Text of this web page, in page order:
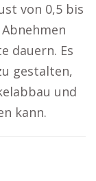
von 0,5 bis
dauern. Es
gestalten,
und
kann.